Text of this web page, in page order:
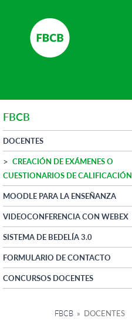
FBCB
DOCENTES
CREACIÓN DE EXÁMENES O
CUESTIONARIOS DE CALIFICACIÓN
MOODLE PARA LA ENSEÑANZA
VIDEOCONFERENCIA CON WEBEX
SISTEMA DE BEDELÍA 3.0
FORMULARIO DE CONTACTO
CONCURSOS DOCENTES
FBCB » DOCENTES